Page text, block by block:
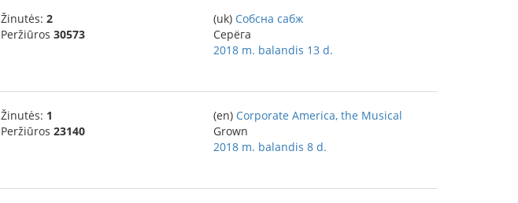
Žinutės: 2
Peržiūros 30573
(uk) Собсна сабж
Серёга
2018 m. balandis 13 d.
Žinutės: 1
Peržiūros 23140
(en) Corporate America, the Musical
Grown
2018 m. balandis 8 d.